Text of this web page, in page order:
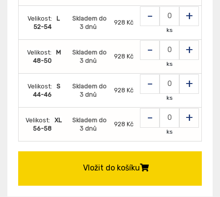
Velikost:
L
52-54
Skladem do
3 dnů
928 Kč - +
ks
Velikost:
M
48-50
Skladem do
3 dnů
928 Kč - +
ks
Velikost:
S
44-46
Skladem do
3 dnů
928 Kč - +
ks
Velikost:
XL
56-58
Skladem do
3 dnů
928 Kč - +
ks
Vložit do košíku